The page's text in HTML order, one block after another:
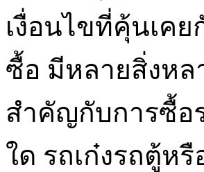
เงื่อนไขที่คุ้นเค
ซื้อ มีหลายสิ่งหล
สำคัญกับการซื้อ
ใด รถเก๋งรถตู้ห